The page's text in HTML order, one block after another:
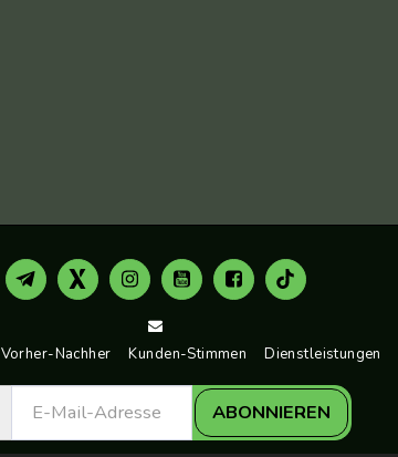
Vorher-Nachher Kunden-Stimmen Dienstleistungen
ABONNIEREN